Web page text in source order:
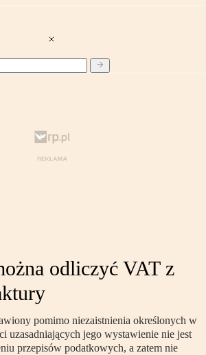
odliczyć VAT z
pomimo niezaistnienia określonych w
uzasadniających jego wystawienie nie jest
przepisów podatkowych, a zatem nie